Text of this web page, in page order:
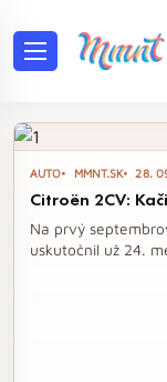
Tag: zraz
AUTO MMNT.SK 28.
Citroën 2CV:
Na prvý
uskutočnil už 24.